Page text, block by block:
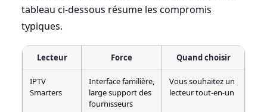
tableau ci-dessous résume les compromis
typiques.
Lecteur Force Quand choisir
IPTV
Smarters
Interface familière,
large support des
fournisseurs
Vous souhaitez un
lecteur tout-en-un